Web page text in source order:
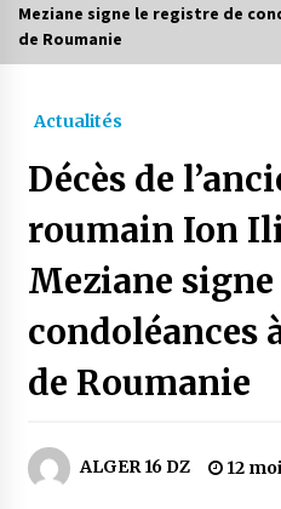
Accidents de la
3 jours ago
Parking de la
service de
4 jours ago
pharmacies
ayants droit
La
Meziane signe le registre de
de Roumanie
Actualités
Décès de
roumain Ion
Meziane
condoléances
de Roumanie
ALGER 16 DZ 12